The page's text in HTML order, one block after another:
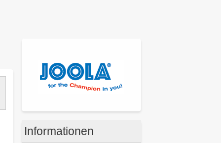
Informationen